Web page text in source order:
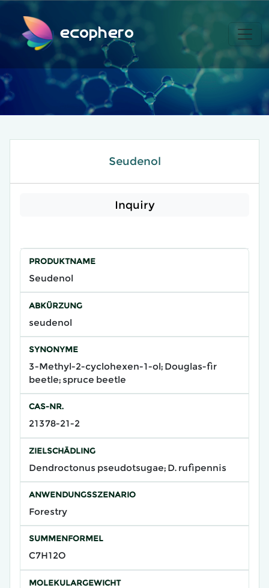
ecophero
Seudenol
Inquiry
PRODUKTNAME
Seudenol
ABKÜRZUNG
seudenol
SYNONYME
3-Methyl-2-cyclohexen-1-ol; Douglas-fir
beetle; spruce beetle
CAS-NR.
21378-21-2
ZIELSCHÄDLING
Dendroctonus pseudotsugae; D. rufipennis
ANWENDUNGSSZENARIO
Forestry
SUMMENFORMEL
C7H12O
MOLEKULARGEWICHT